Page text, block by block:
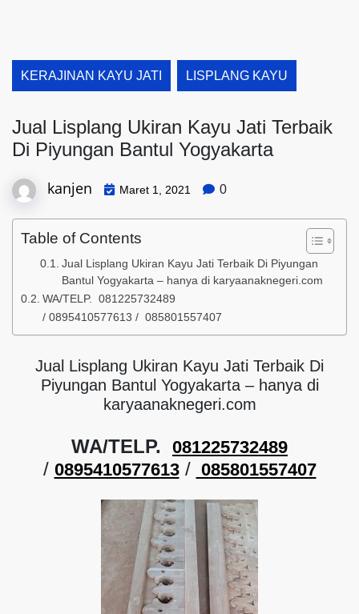
KERAJINAN KAYU JATI LISPLANG KAYU
Jual Lisplang Ukiran Kayu Jati Terbaik
Di Piyungan Bantul Yogyakarta
kanjen Maret 1, 2021 0
Table of Contents
Jual Lisplang Ukiran Kayu Jati Terbaik Di Piyungan
Bantul Yogyakarta – hanya di karyaanaknegeri.com
WA/TELP. 081225732489
/ 0895410577613 / 085801557407
Jual Lisplang Ukiran Kayu Jati Terbaik Di
Piyungan Bantul Yogyakarta – hanya di
karyaanaknegeri.com
WA/TELP. 081225732489
/ 0895410577613/ 085801557407